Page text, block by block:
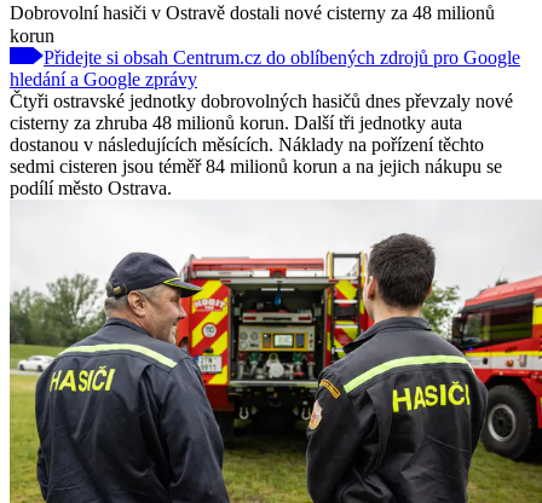
Dobrovolní hasiči v Ostravě dostali nové cisterny za 48 milionů
korun
Přidejte si obsah Centrum.cz do oblíbených zdrojů pro Google
hledání a Google zprávy
Čtyři ostravské jednotky dobrovolných hasičů dnes převzaly nové
cisterny za zhruba 48 milionů korun. Další tři jednotky auta
dostanou v následujících měsících. Náklady na pořízení těchto
sedmi cisteren jsou téměř 84 milionů korun a na jejich nákupu se
podílí město Ostrava.